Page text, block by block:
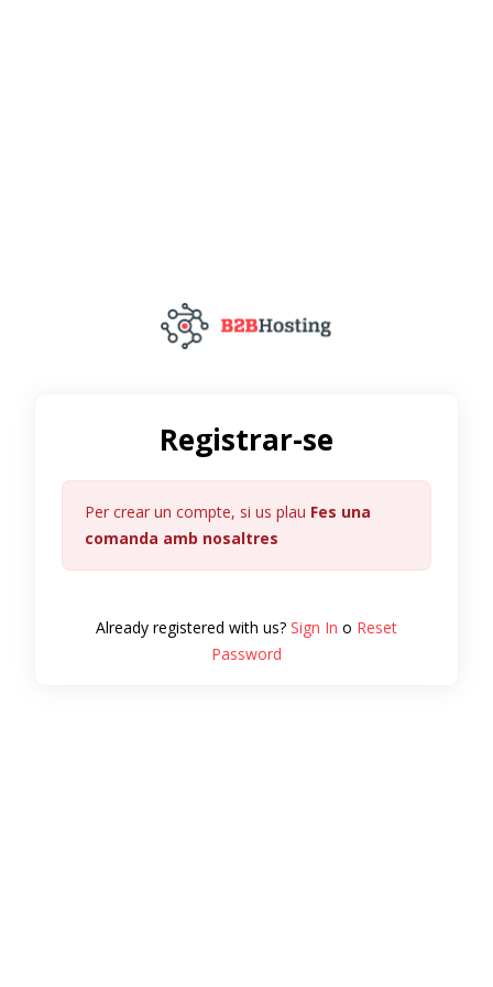
Registrar-se
Per crear un compte, si us plau Fes una
comanda amb nosaltres
Already registered with us? Sign In o Reset
Password